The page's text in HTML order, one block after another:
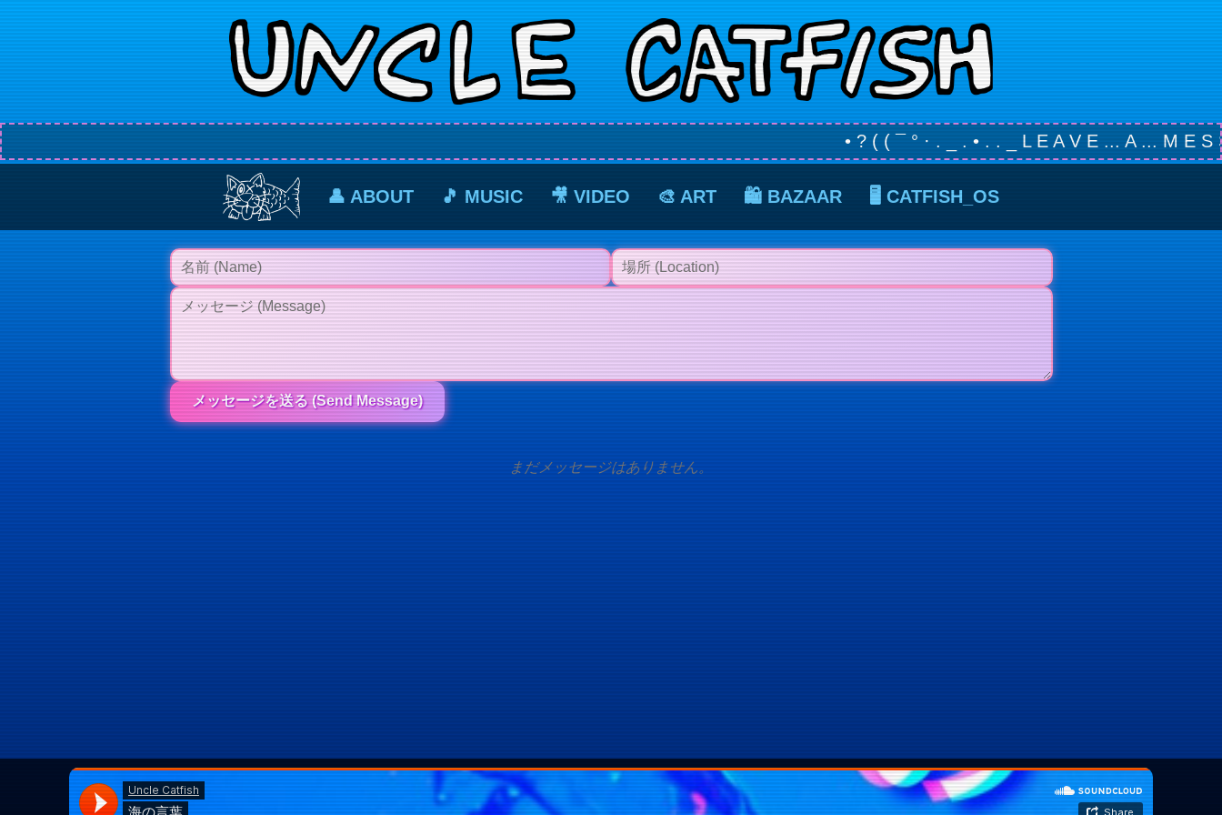
• ? ( ( ¯ ° · . _ . • . . _ L E A V E ... A ... M E S S
👤 ABOUT 🎵 MUSIC 🎥 VIDEO 🎨 ART 🛍️ BAZAAR 🖥️ CATFISH_OS
メッセージを送る (Send Message)
まだメッセージはありません。